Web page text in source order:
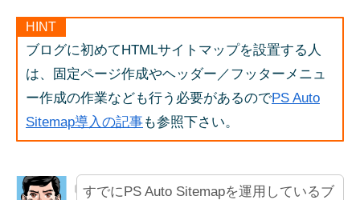
HINT
ブログに初めてHTMLサイトマップを設置する人
は、固定ページ作成やヘッダー／フッターメニュ
ー作成の作業なども行う必要があるのでPS Auto
Sitemap導入の記事も参照下さい。
すでにPS Auto Sitemapを運用しているブ